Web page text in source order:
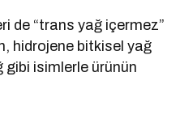
de “trans yağ içermez”
hidrojene bitkisel yağ
gibi isimlerle ürünün